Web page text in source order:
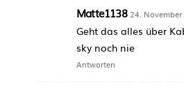
Matte1138 24.
Geht das alles über
sky noch nie
Antworten